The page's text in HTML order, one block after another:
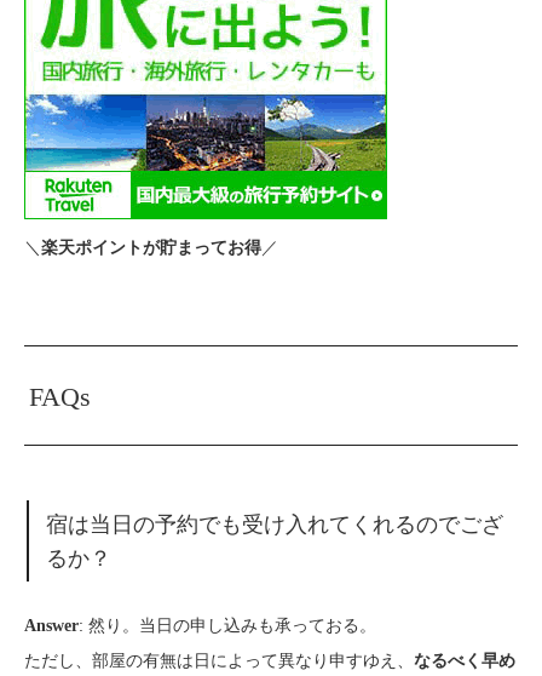
＼ 楽天ポイントが貯まってお得 ／
FAQs
宿は当日の予約でも受け入れてくれるのでござ
るか？
Answer: 然り。当日の申し込みも承っておる。
ただし、部屋の有無は日によって異なり申すゆえ、 なるべく早め